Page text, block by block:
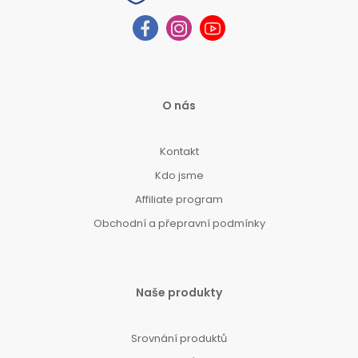
O nás
Kontakt
Kdo jsme
Affiliate program
Obchodní a přepravní podmínky
Naše produkty
Srovnání produktů